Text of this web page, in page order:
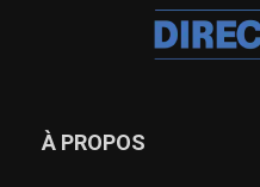
À PROPOS